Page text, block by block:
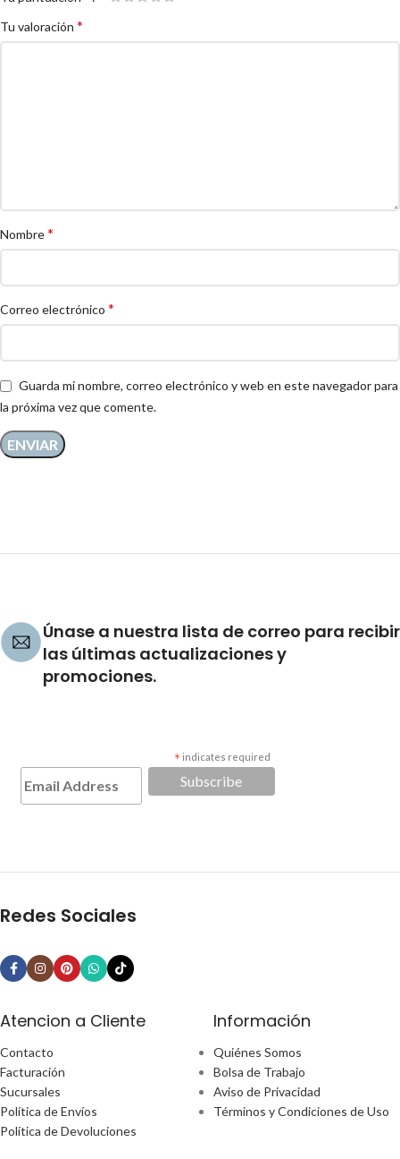
Tu valoración *
Nombre*
Correo electrónico *
Guarda mi nombre, correo electrónico y web en este navegador para
la próxima vez que comente.
Únase a nuestra lista de correo para recibir
las últimas actualizaciones y
promociones.
* indicates required
Redes Sociales
Atencion a Cliente
Contacto
Facturación
Sucursales
Política de Envíos
Política de Devoluciones
Información
Quiénes Somos
Bolsa de Trabajo
Aviso de Privacidad
Términos y Condiciones de Uso